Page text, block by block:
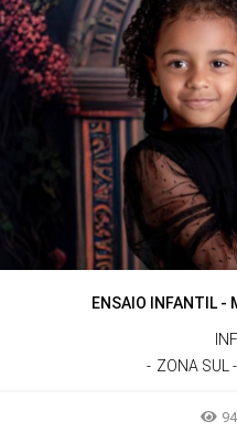
ENSAIO INFANTIL -
ZONA SUL